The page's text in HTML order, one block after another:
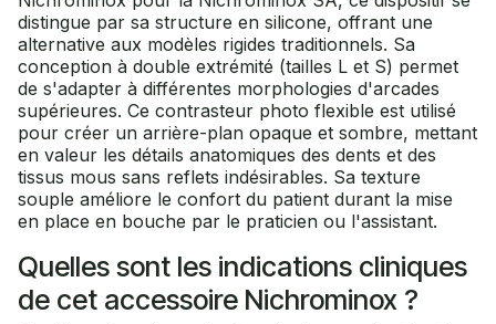
distingue par sa structure en silicone, offrant une
alternative aux modèles rigides traditionnels. Sa
conception à double extrémité (tailles L et S) permet
de s'adapter à différentes morphologies d'arcades
supérieures. Ce contrasteur photo flexible est utilisé
pour créer un arrière-plan opaque et sombre, mettant
en valeur les détails anatomiques des dents et des
tissus mous sans reflets indésirables. Sa texture
souple améliore le confort du patient durant la mise
en place en bouche par le praticien ou l'assistant.
Quelles sont les indications cliniques
de cet accessoire Nichrominox ?